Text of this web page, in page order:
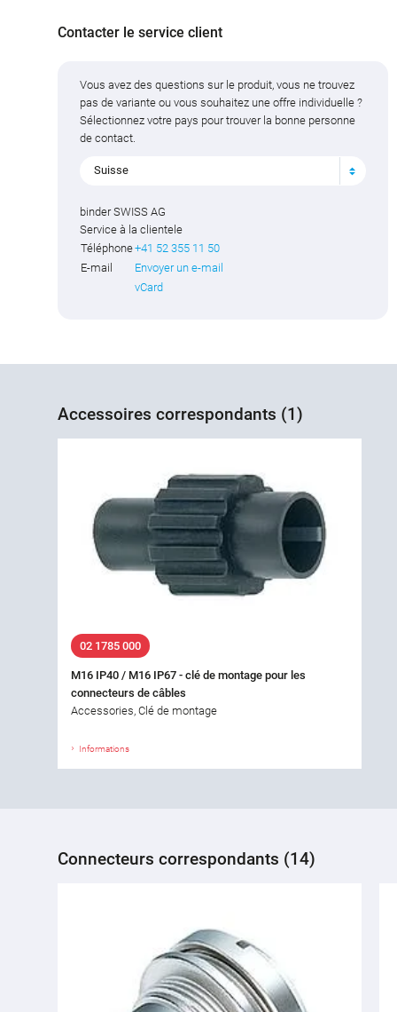
Contacter le service client
Vous avez des questions sur le produit, vous ne trouvez
pas de variante ou vous souhaitez une offre individuelle ?
Sélectionnez votre pays pour trouver la bonne personne
de contact.
Suisse
binder SWISS AG
Service à la clientele
Téléphone+41 52 355 11 50
E-mail
Envoyer un e-mail
vCard
Accessoires correspondants (1)
02 1785 000
M16 IP40 / M16 IP67 - clé de montage pour les
connecteurs de câbles
Accessories, Clé de montage
Informations
Connecteurs correspondants (14)